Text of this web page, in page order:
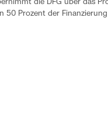
die DFG über das
50 Prozent der